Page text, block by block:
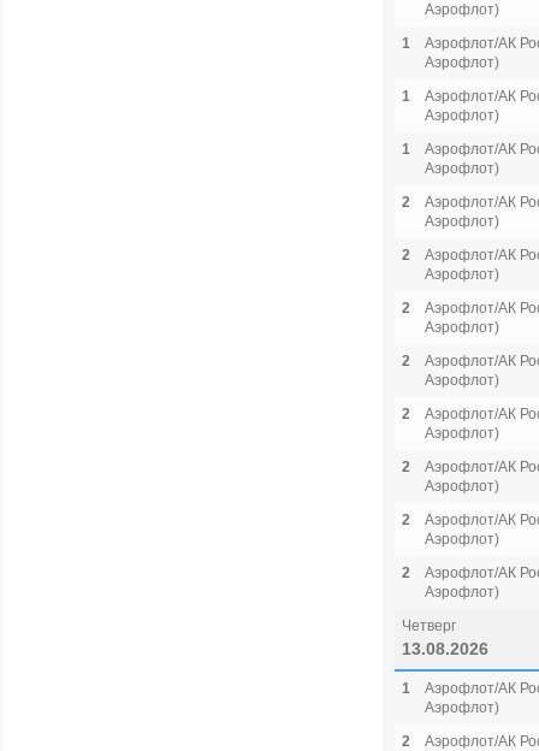
Аэрофлот)
1
Аэрофлот/АК
Аэрофлот)
1
Аэрофлот/АК
Аэрофлот)
1
Аэрофлот/АК
Аэрофлот)
2
Аэрофлот/АК
Аэрофлот)
2
Аэрофлот/АК
Аэрофлот)
2
Аэрофлот/АК
Аэрофлот)
2
Аэрофлот/АК
Аэрофлот)
2
Аэрофлот/АК
Аэрофлот)
2
Аэрофлот/АК
Аэрофлот)
2
Аэрофлот/АК
Аэрофлот)
2
Аэрофлот/АК
Аэрофлот)
Четверг
13.08.2026
1
Аэрофлот/АК
Аэрофлот)
2
Аэрофлот/АК